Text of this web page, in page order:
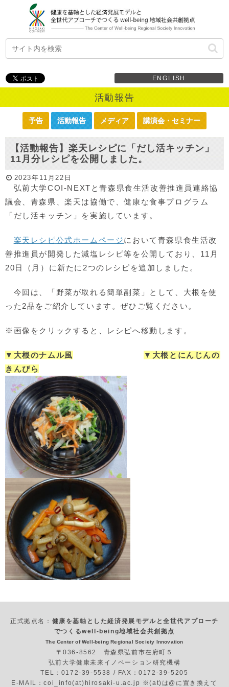
ENGLISH
活動報告
予告 活動報告 メディア 講演会・セミナー
【活動報告】楽天レシピに「だし活キッチン」
11月分レシピを公開しました。
2023年11月22日
弘前大学COI-NEXTと青森県食生活改善推進員連絡協
議会、青森県、楽天は協働で、健康な食事プログラム
「だし活キッチン」を実施しています。
楽天レシピ公式ホームページにおいて青森県食生活改
善推進員が開発した減塩レシピ等を公開しており、11月
20日（月）に新たに2つのレシピを追加しました。
今回は、「野菜が取れる簡単副菜」として、大根を使
った2品をご紹介しています。ぜひご覧ください。
※画像をクリックすると、レシピへ移動します。
▼大根のナムル風
▼大根とにんじんの
きんぴら
正式拠点名： 健康を基軸とした経済発展モデルと全世代アプローチ
でつくるwell-being地域社会共創拠点
The Center of Well-being Regional Society Innovation
〒036-8562 青森県弘前市在府町５
弘前大学健康未来イノベーション研究機構
TEL：0172-39-5538 / FAX：0172-39-5205
E-MAIL：coi_info(at)hirosaki-u.ac.jp ※(at)は@に置き換えて